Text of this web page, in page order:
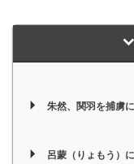
朱然、関羽を捕虜
呂蒙（りょもう）